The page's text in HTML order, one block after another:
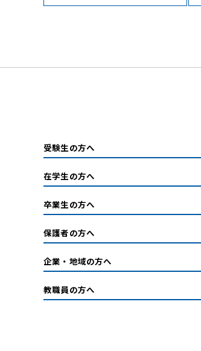
受験生の方へ
在学生の方へ
卒業生の方へ
保護者の方へ
企業・地域の方へ
教職員の方へ